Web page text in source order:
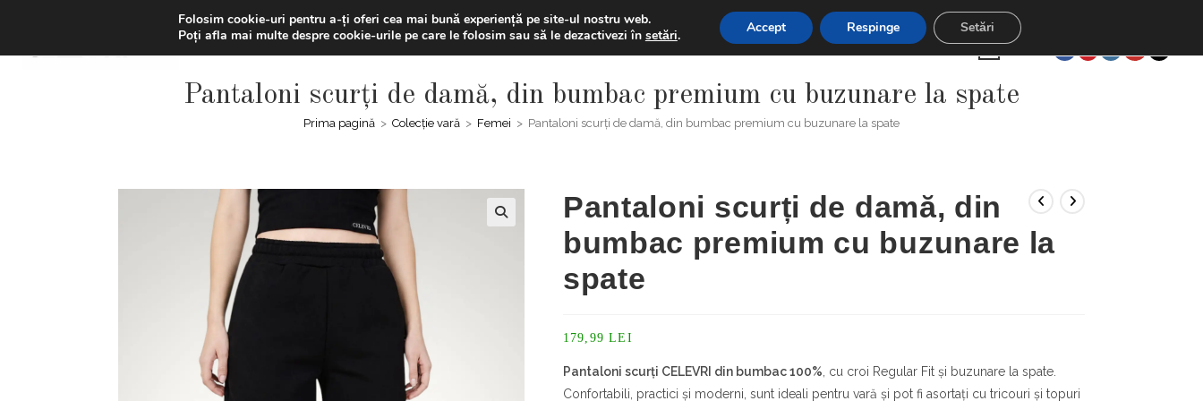
content
LIVRAREA GRATUITĂ | Ai -20% la prima comanda folosind codul "BUNVENIT20" + Extra discount 5% la plățile cu cardul
MAGAZIN CONTUL MEU 0,00LEI
Pantaloni scurți de damă, din bumbac premium cu buzunare la spate
Prima pagină > Colecție vară > Femei > Pantaloni scurți de damă, din bumbac premium cu buzunare la spate
Pantaloni scurți de damă, din
bumbac premium cu buzunare la
spate
179,99LEI
Pantaloni scurți CELEVRI din bumbac 100% , cu croi Regular Fit și buzunare la spate.
Confortabili, practici și moderni, sunt ideali pentru vară și pot fi asortați cu tricouri și topuri
Folosim cookie-uri pentru a-ți oferi cea mai bună experiență pe site-ul nostru web.
Poți afla mai multe despre cookie-urile pe care le folosim sau să le dezactivezi în setări. Accept Respinge Setări